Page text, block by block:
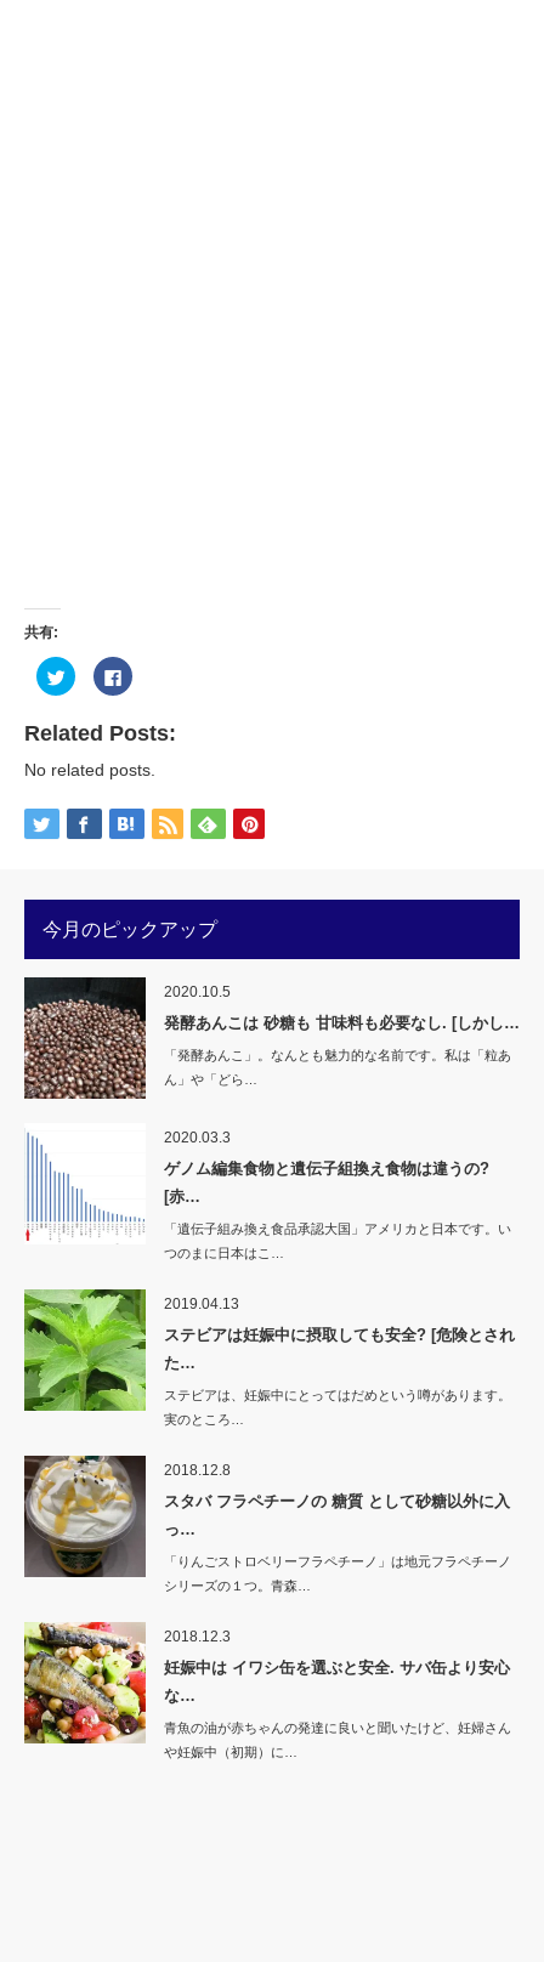
共有:
ク
リ
し
て
Twitter
で
(新
ド
ウ
で
き
ま
す)
Facebook
で
す
る
は
ッ
ク
さ
(新
い
ウ
ン
ド
ウ
で
開
き
ま
Related Posts:
No related posts.
今月のピックアップ
2020.10.5
発酵あんこは 砂糖も 甘味料も必要なし. [しかし…
「発酵あんこ」。なんとも魅力的な名前です。私は「粒あ
ん」や「どら…
2020.03.3
ゲノム編集食物と遺伝子組換え食物は違うの?
[赤…
「遺伝子組み換え食品承認大国」アメリカと日本です。い
つのまに日本はこ…
2019.04.13
ステビアは妊娠中に摂取しても安全? [危険とされ
た…
ステビアは、妊娠中にとってはだめという噂があります。
実のところ…
2018.12.8
スタバ フラペチーノの 糖質 として砂糖以外に入
っ…
「りんごストロベリーフラペチーノ」は地元フラペチーノ
シリーズの１つ。青森…
2018.12.3
妊娠中は イワシ缶を選ぶと安全. サバ缶より安心
な…
青魚の油が赤ちゃんの発達に良いと聞いたけど、妊婦さん
や妊娠中（初期）に…